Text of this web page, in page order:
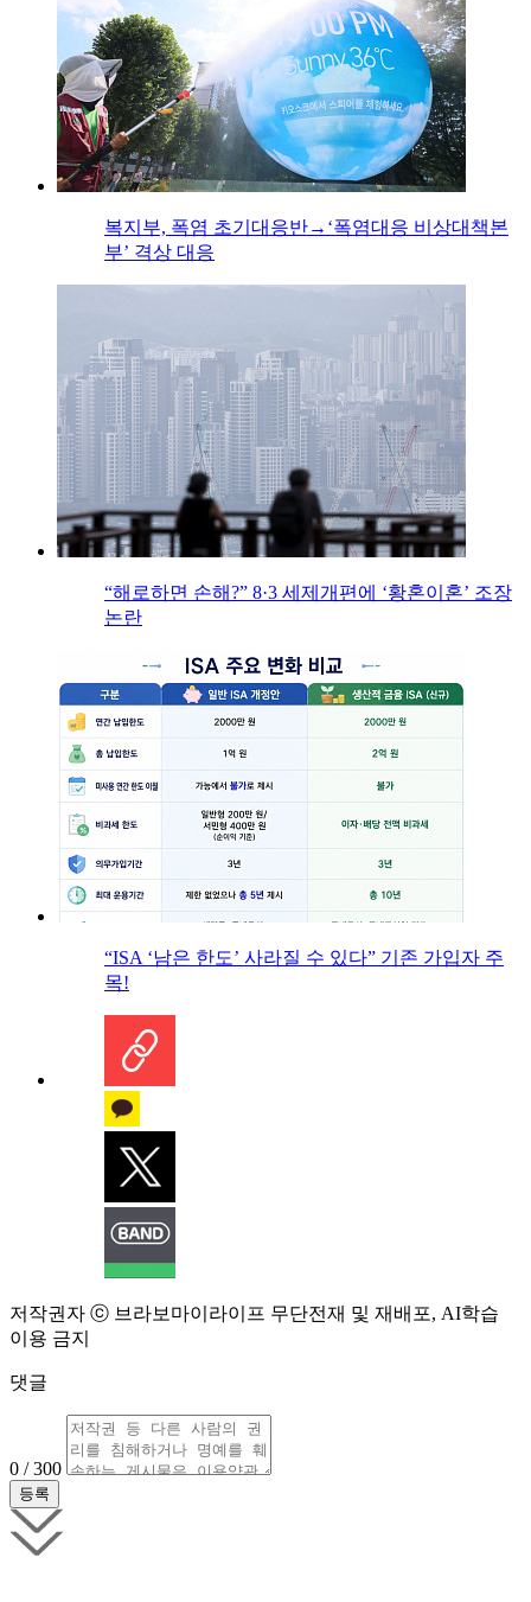
복지부, 폭염 초기대응반→‘폭염대응 비상대책본
부’ 격상 대응
“해로하면 손해?” 8·3 세제개편에 ‘황혼이혼’ 조장
논란
“ISA ‘남은 한도’ 사라질 수 있다” 기존 가입자 주
목!
저작권자 ⓒ 브라보마이라이프 무단전재 및 재배포, AI학습
이용 금지
댓글
0 / 300